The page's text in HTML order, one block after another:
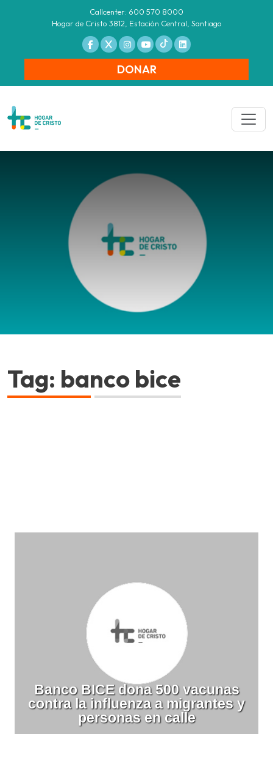
Callcenter: 600 570 8000
Hogar de Cristo 3812, Estación Central, Santiago
DONAR
Tag: banco bice
Banco BICE dona 500 vacunas
contra la influenza a migrantes y
personas en calle